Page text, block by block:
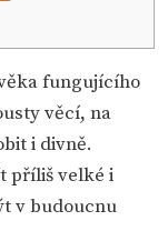
fungujícího
věcí, na
i divně.
příliš velké i
v budoucnu